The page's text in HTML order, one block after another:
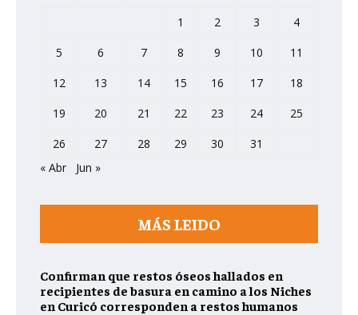
1 2 3
4
5
6 7 8 9 10
11
12
13 14 15 16 17
18
19
20 21 22 23 24
25
26
27 28 29 30
31
« Abr
Jun »
MÁS LEIDO
Confirman que restos óseos hallados en
recipientes de basura en camino a los Niches
en Curicó corresponden a restos humanos